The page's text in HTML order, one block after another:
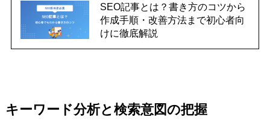
SEO記事とは？書き方のコツから
作成手順・改善方法まで初心者向
けに徹底解説
キーワード分析と検索意図の把握